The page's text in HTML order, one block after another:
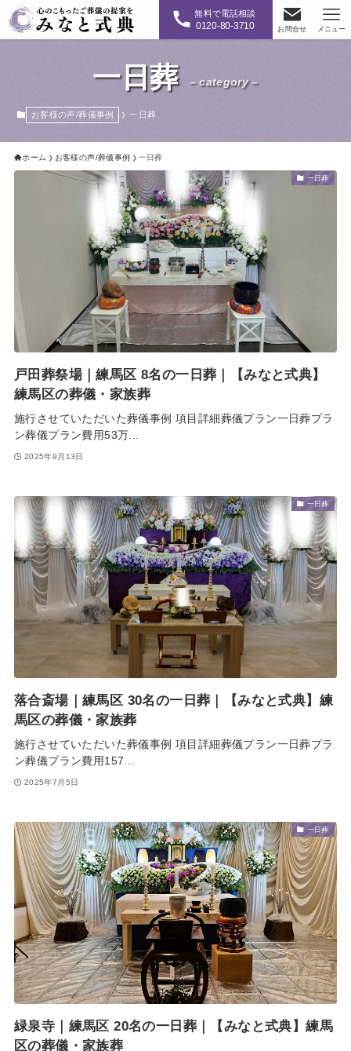
無料で電話相談
0120-80-3710 お問合せ メニュー
一日葬 – category –
お客様の声/葬儀事例 一日葬
ホーム お客様の声/葬儀事例 一日葬
一日葬
戸田葬祭場｜練馬区 8名の一日葬｜【みなと式典】
練馬区の葬儀・家族葬
施行させていただいた葬儀事例 項目詳細葬儀プラン一日葬プラ
ン葬儀プラン費用53万...
2025年9月13日
一日葬
落合斎場｜練馬区 30名の一日葬｜【みなと式典】練
馬区の葬儀・家族葬
施行させていただいた葬儀事例 項目詳細葬儀プラン一日葬プラ
ン葬儀プラン費用157...
2025年7月5日
一日葬
緑泉寺｜練馬区 20名の一日葬｜【みなと式典】練馬
区の葬儀・家族葬